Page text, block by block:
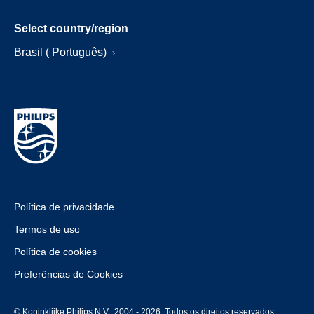
Select country/region
Brasil ( Português)
Política de privacidade
Termos de uso
Política de cookies
Preferências de Cookies
© Koninklijke Philips N.V., 2004 - 2026. Todos os direitos reservados.